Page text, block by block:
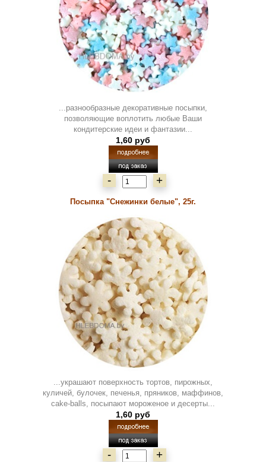
...разнообразные декоративные посыпки,
позволяющие воплотить любые Ваши
кондитерские идеи и фантазии...
1,60 руб
- +
Посыпка "Снежинки белые", 25г.
...украшают поверхность тортов, пирожных,
куличей, булочек, печенья, пряников, маффинов,
cake-balls, посыпают мороженое и десерты...
1,60 руб
- +